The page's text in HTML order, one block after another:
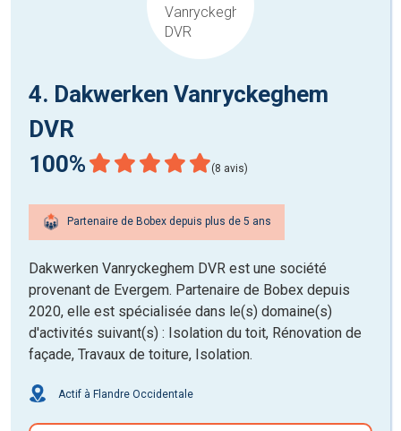
4. Dakwerken Vanryckeghem
DVR
100%
(8 avis)
Partenaire de Bobex depuis plus de 5 ans
Dakwerken Vanryckeghem DVR est une société
provenant de Evergem. Partenaire de Bobex depuis
2020, elle est spécialisée dans le(s) domaine(s)
d'activités suivant(s) : Isolation du toit, Rénovation de
façade, Travaux de toiture, Isolation.
Actif à Flandre Occidentale